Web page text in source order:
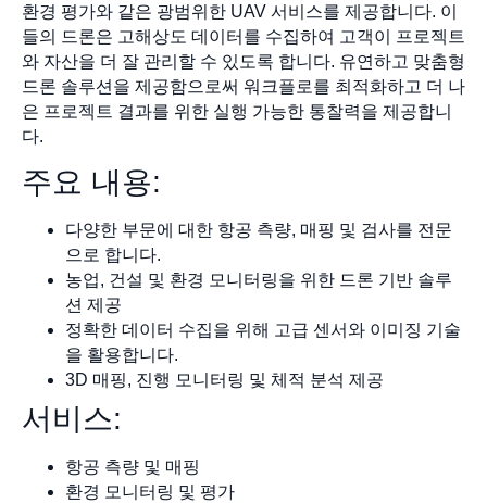
환경 평가와 같은 광범위한 UAV 서비스를 제공합니다. 이
들의 드론은 고해상도 데이터를 수집하여 고객이 프로젝트
와 자산을 더 잘 관리할 수 있도록 합니다. 유연하고 맞춤형
드론 솔루션을 제공함으로써 워크플로를 최적화하고 더 나
은 프로젝트 결과를 위한 실행 가능한 통찰력을 제공합니
다.
주요 내용:
다양한 부문에 대한 항공 측량, 매핑 및 검사를 전문
으로 합니다.
농업, 건설 및 환경 모니터링을 위한 드론 기반 솔루
션 제공
정확한 데이터 수집을 위해 고급 센서와 이미징 기술
을 활용합니다.
3D 매핑, 진행 모니터링 및 체적 분석 제공
서비스:
항공 측량 및 매핑
환경 모니터링 및 평가